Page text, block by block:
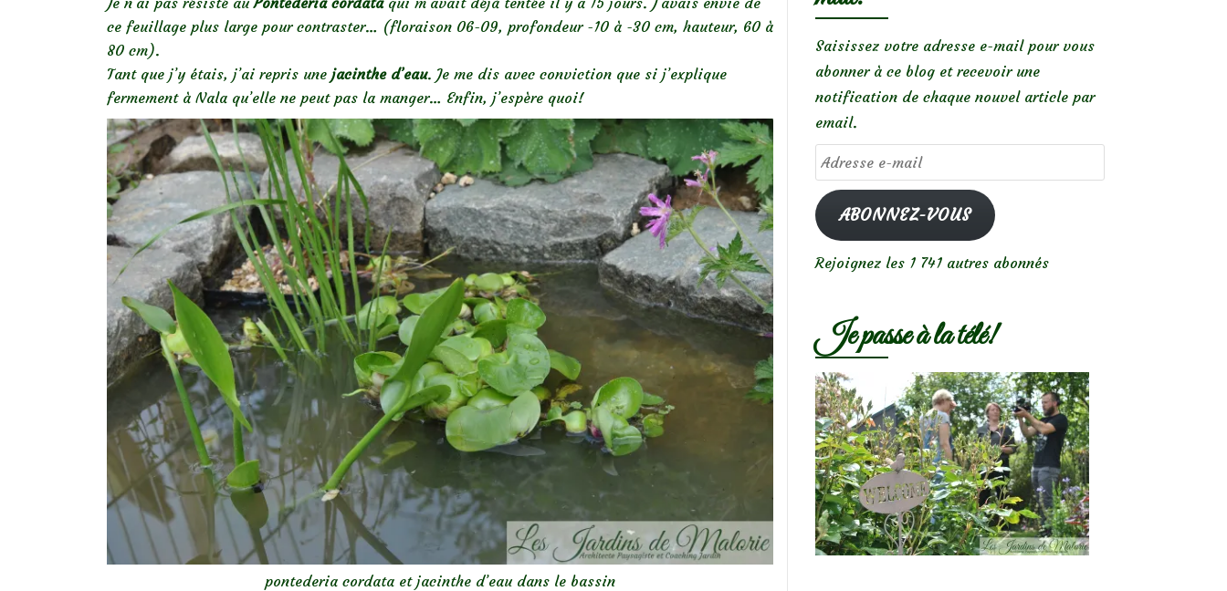
ce feuillage plus large pour contraster… (floraison 06-09, profondeur -10 à -30 cm, hauteur, 60 à
80 cm).
Tant que j’y étais, j’ai repris une jacinthe d’eau. Je me dis avec conviction que si j’explique
fermement à Nala qu’elle ne peut pas la manger… Enfin, j’espère quoi!
pontederia cordata et jacinthe d’eau dans le bassin
Saisissez votre adresse e-mail pour vous
abonner à ce blog et recevoir une
notification de chaque nouvel article par
email.
Adresse
e-
mailABONNEZ-VOUS
Rejoignez les 1 741 autres abonnés
Je passe à la télé!